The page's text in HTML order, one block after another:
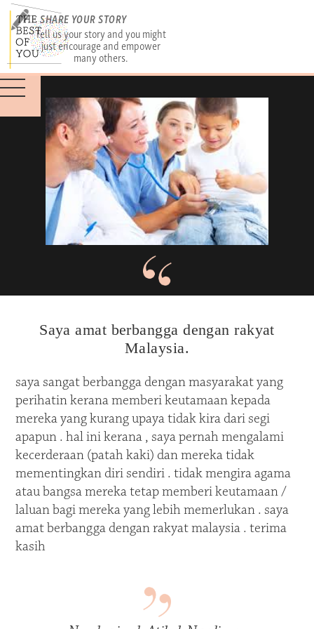
SHARE YOUR STORY
Tell us your story and you might
just encourage and empower
many others.
Saya amat berbangga dengan rakyat
Malaysia.
saya sangat berbangga dengan masyarakat yang
perihatin kerana memberi keutamaan kepada
mereka yang kurang upaya tidak kira dari segi
apapun . hal ini kerana , saya pernah mengalami
kecerderaan (patah kaki) dan mereka tidak
mementingkan diri sendiri . tidak mengira agama
atau bangsa mereka tetap memberi keutamaan /
laluan bagi mereka yang lebih memerlukan . saya
amat berbangga dengan rakyat malaysia . terima
kasih